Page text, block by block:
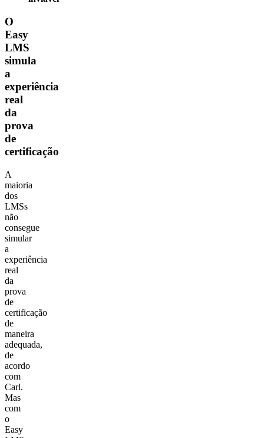
O
Easy
LMS
simula
a
experiência
real
da
prova
de
certificação
A
maioria
dos
LMSs
não
consegue
simular
a
experiência
real
da
prova
de
certificação
de
maneira
adequada,
de
acordo
com
Carl.
Mas
com
o
Easy